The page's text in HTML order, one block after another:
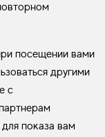
посещении вами
другими
с
показа вам